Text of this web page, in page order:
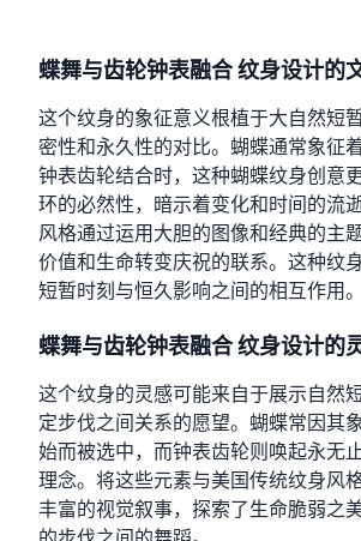
蝶舞与齿轮钟表融合 纹身设计的
这个纹身的象征意义根植于大自然短
密性和永久性的对比。蝴蝶通常象征
钟表齿轮结合时，这种蝴蝶纹身创意
环的必然性，暗示着变化和时间的流
风格通过运用大胆的图像和经典的主
价值和生命转变庆祝的联系。这种纹
短暂时刻与恒久影响之间的相互作用。
蝶舞与齿轮钟表融合 纹身设计的
这个纹身的灵感可能来自于展示自然
定步伐之间关系的愿望。蝴蝶常因其
始而被选中，而钟表齿轮则唤起永无
理念。将这些元素与美国传统纹身风
丰富的视觉叙事，探索了生命脆弱之